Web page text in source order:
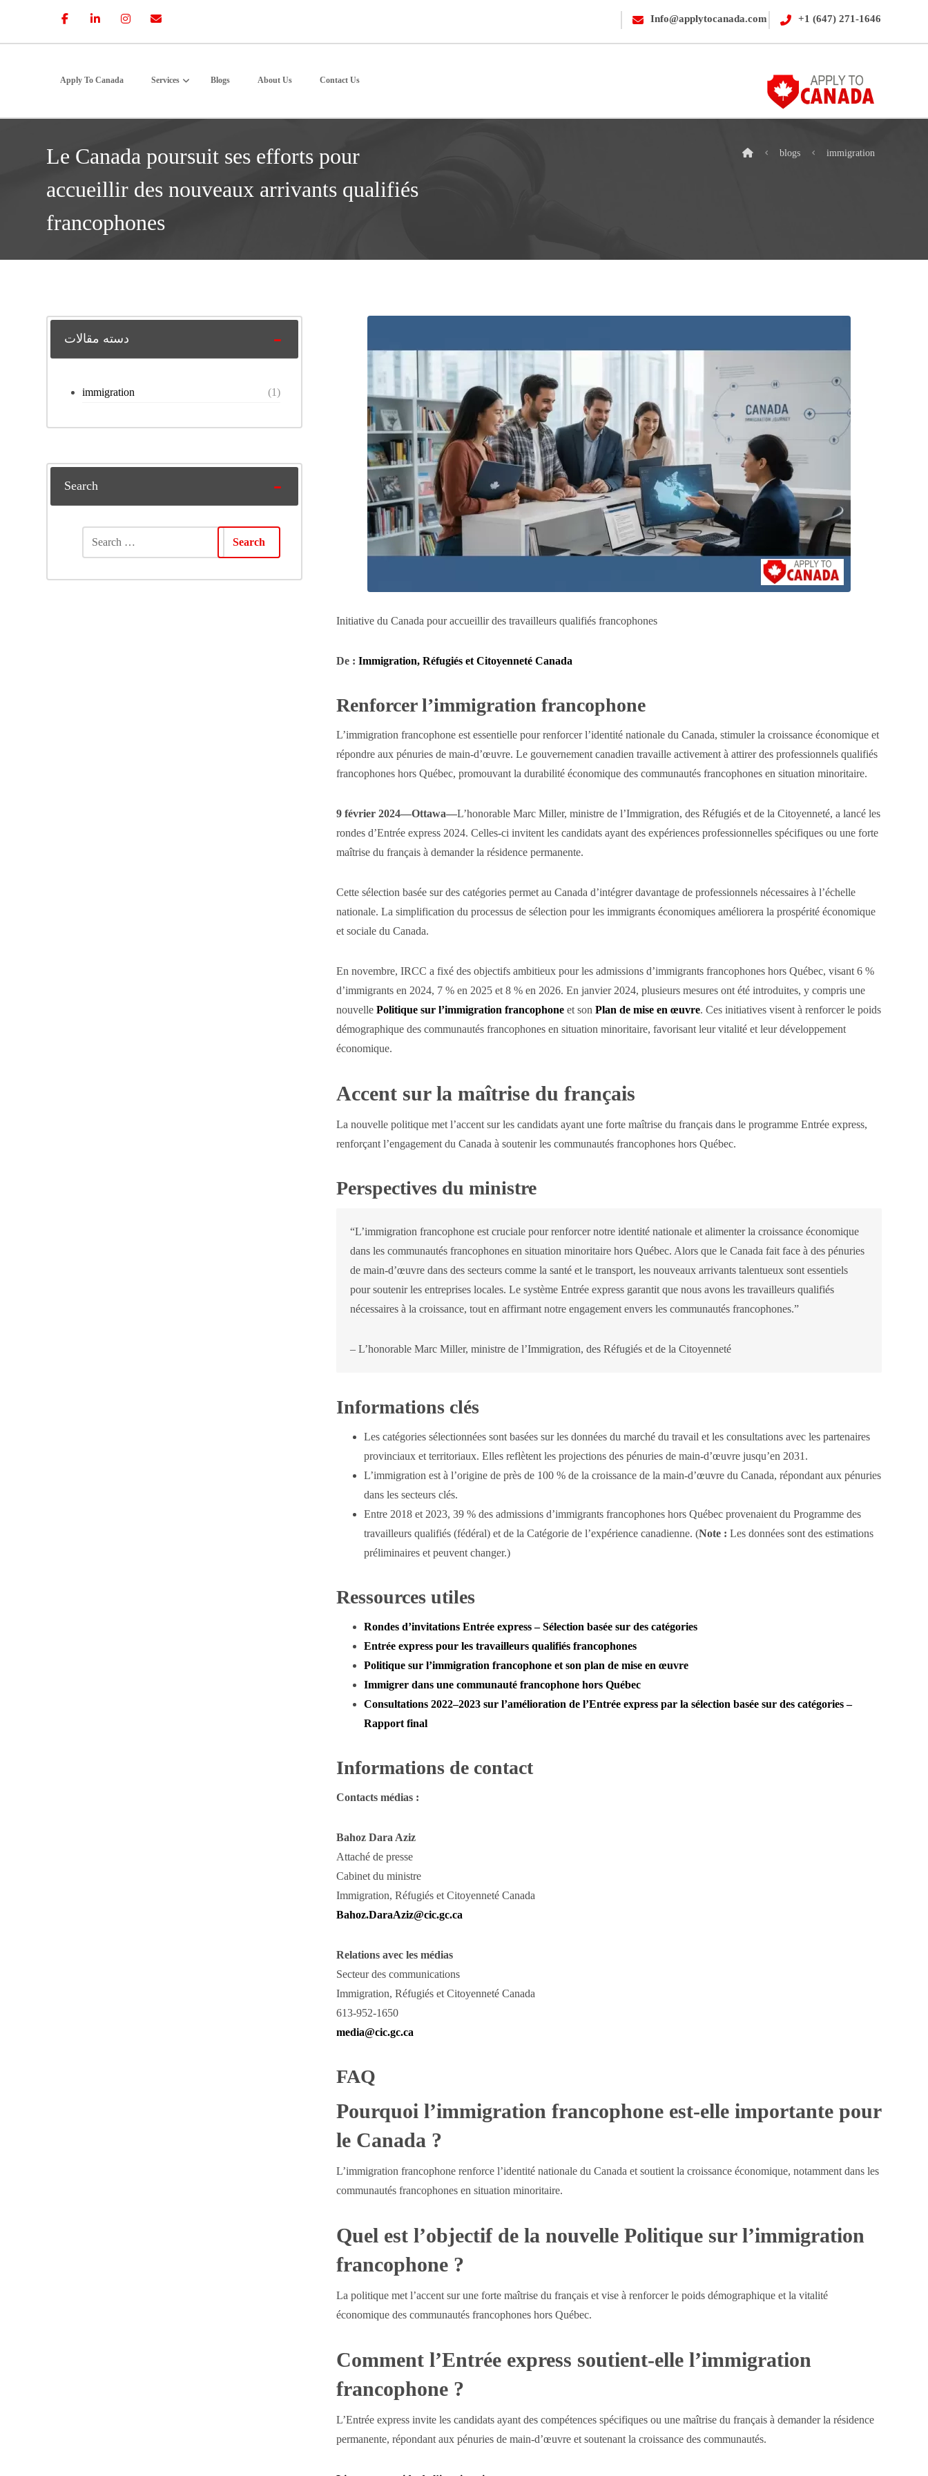
+1 (647) 271-1646
Info@applytocanada.com
Apply To Canada Services Blogs About Us Contact Us
Le Canada poursuit ses efforts pour
accueillir des nouveaux arrivants qualifiés
francophones
blogs immigration
Initiative du Canada pour accueillir des travailleurs qualifiés francophones
De : Immigration, Réfugiés et Citoyenneté Canada
Renforcer l’immigration francophone
L’immigration francophone est essentielle pour renforcer l’identité nationale du Canada, stimuler la croissance économique et
répondre aux pénuries de main-d’œuvre. Le gouvernement canadien travaille activement à attirer des professionnels qualifiés
francophones hors Québec, promouvant la durabilité économique des communautés francophones en situation minoritaire.
9 février 2024—Ottawa—L’honorable Marc Miller, ministre de l’Immigration, des Réfugiés et de la Citoyenneté, a lancé les
rondes d’Entrée express 2024. Celles-ci invitent les candidats ayant des expériences professionnelles spécifiques ou une forte
maîtrise du français à demander la résidence permanente.
Cette sélection basée sur des catégories permet au Canada d’intégrer davantage de professionnels nécessaires à l’échelle
nationale. La simplification du processus de sélection pour les immigrants économiques améliorera la prospérité économique
et sociale du Canada.
En novembre, IRCC a fixé des objectifs ambitieux pour les admissions d’immigrants francophones hors Québec, visant 6 %
d’immigrants en 2024, 7 % en 2025 et 8 % en 2026. En janvier 2024, plusieurs mesures ont été introduites, y compris une
nouvelle Politique sur l’immigration francophoneet son Plan de mise en œuvre. Ces initiatives visent à renforcer le poids
démographique des communautés francophones en situation minoritaire, favorisant leur vitalité et leur développement
économique.
Accent sur la maîtrise du français
La nouvelle politique met l’accent sur les candidats ayant une forte maîtrise du français dans le programme Entrée express,
renforçant l’engagement du Canada à soutenir les communautés francophones hors Québec.
Perspectives du ministre
“L’immigration francophone est cruciale pour renforcer notre identité nationale et alimenter la croissance économique
dans les communautés francophones en situation minoritaire hors Québec. Alors que le Canada fait face à des pénuries
de main-d’œuvre dans des secteurs comme la santé et le transport, les nouveaux arrivants talentueux sont essentiels
pour soutenir les entreprises locales. Le système Entrée express garantit que nous avons les travailleurs qualifiés
nécessaires à la croissance, tout en affirmant notre engagement envers les communautés francophones.”
– L’honorable Marc Miller, ministre de l’Immigration, des Réfugiés et de la Citoyenneté
Informations clés
Les catégories sélectionnées sont basées sur les données du marché du travail et les consultations avec les partenaires
provinciaux et territoriaux. Elles reflètent les projections des pénuries de main-d’œuvre jusqu’en 2031.
L’immigration est à l’origine de près de 100 % de la croissance de la main-d’œuvre du Canada, répondant aux pénuries
dans les secteurs clés.
Entre 2018 et 2023, 39 % des admissions d’immigrants francophones hors Québec provenaient du Programme des
travailleurs qualifiés (fédéral) et de la Catégorie de l’expérience canadienne. (Note : Les données sont des estimations
préliminaires et peuvent changer.)
Ressources utiles
Rondes d’invitations Entrée express – Sélection basée sur des catégories
Entrée express pour les travailleurs qualifiés francophones
Politique sur l’immigration francophone et son plan de mise en œuvre
Immigrer dans une communauté francophone hors Québec
Consultations 2022–2023 sur l’amélioration de l’Entrée express par la sélection basée sur des catégories –
Rapport final
Informations de contact
Contacts médias :
Bahoz Dara Aziz
Attaché de presse
Cabinet du ministre
Immigration, Réfugiés et Citoyenneté Canada
Bahoz.DaraAziz@cic.gc.ca
Relations avec les médias
Secteur des communications
Immigration, Réfugiés et Citoyenneté Canada
613-952-1650
media@cic.gc.ca
FAQ
Pourquoi l’immigration francophone est-elle importante pour
le Canada ?
L’immigration francophone renforce l’identité nationale du Canada et soutient la croissance économique, notamment dans les
communautés francophones en situation minoritaire.
Quel est l’objectif de la nouvelle Politique sur l’immigration
francophone ?
La politique met l’accent sur une forte maîtrise du français et vise à renforcer le poids démographique et la vitalité
économique des communautés francophones hors Québec.
Comment l’Entrée express soutient-elle l’immigration
francophone ?
L’Entrée express invite les candidats ayant des compétences spécifiques ou une maîtrise du français à demander la résidence
permanente, répondant aux pénuries de main-d’œuvre et soutenant la croissance des communautés.
دسته مقالات
immigration (1)
Search